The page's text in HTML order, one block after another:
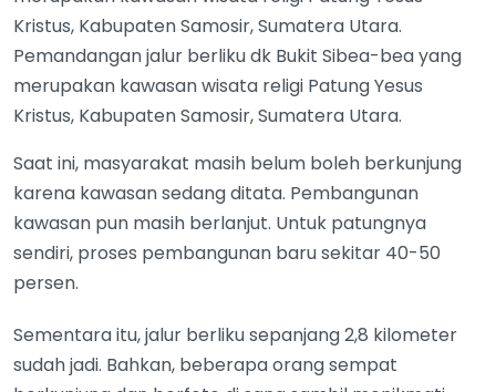
Pemandangan jalur berliku dk Bukit Sibea-bea yang
merupakan kawasan wisata religi Patung Yesus
Kristus, Kabupaten Samosir, Sumatera Utara.
Saat ini, masyarakat masih belum boleh berkunjung
karena kawasan sedang ditata. Pembangunan
kawasan pun masih berlanjut. Untuk patungnya
sendiri, proses pembangunan baru sekitar 40-50
persen.
Sementara itu, jalur berliku sepanjang 2,8 kilometer
sudah jadi. Bahkan, beberapa orang sempat